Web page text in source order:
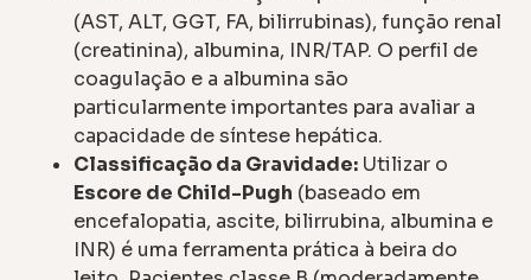
(AST, ALT, GGT, FA, bilirrubinas), função renal
(creatinina), albumina, INR/TAP. O perfil de
coagulação e a albumina são
particularmente importantes para avaliar a
capacidade de síntese hepática.
Classificação da Gravidade: Utilizar o
Escore de Child-Pugh (baseado em
encefalopatia, ascite, bilirrubina, albumina e
INR) é uma ferramenta prática à beira do